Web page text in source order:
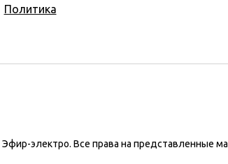
Политика
Эфир-электро. Все права на представленные